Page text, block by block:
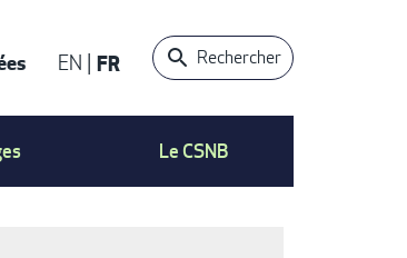
EN FR Rechercher
Le CSNB